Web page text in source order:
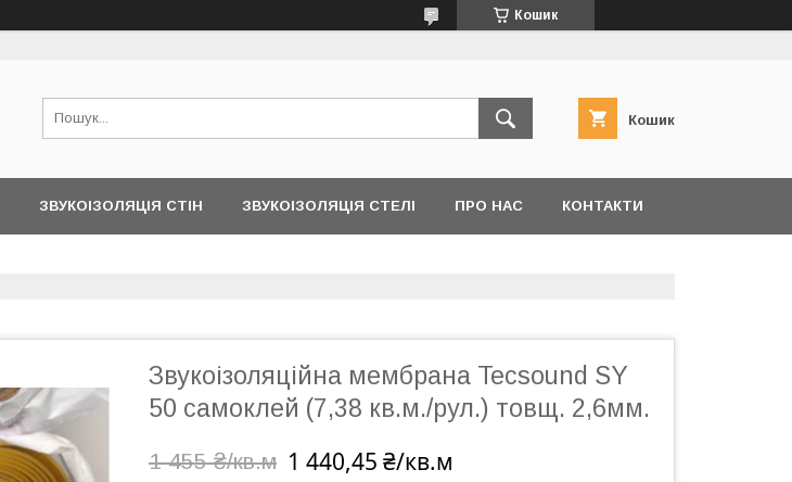
Кошик
Кошик
ЗВУКОІЗОЛЯЦІЯ СТІН ЗВУКОІЗОЛЯЦІЯ СТЕЛІ ПРО НАС КОНТАКТИ
Звукоізоляційна мембрана Tecsound SY
50 самоклей (7,38 кв.м./рул.) товщ. 2,6мм.
1 455 ₴/кв.м 1 440,45 ₴/кв.м